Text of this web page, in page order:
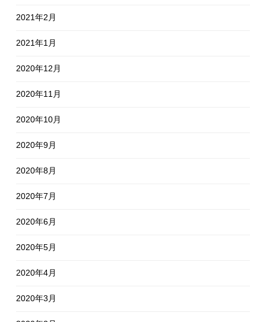
2021年2月
2021年1月
2020年12月
2020年11月
2020年10月
2020年9月
2020年8月
2020年7月
2020年6月
2020年5月
2020年4月
2020年3月